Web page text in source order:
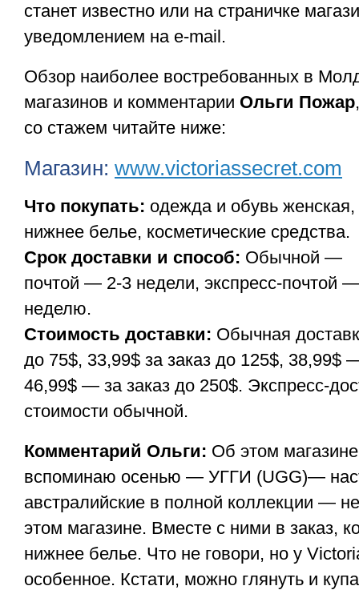
станет известно или на страничке
уведомлением на e-mail.
Обзор наиболее востребованных в
магазинов и комментарии Ольги Пожар
со стажем читайте ниже:
Магазин: www.victoriassecret.com
Что покупать: одежда и обувь женская,
нижнее белье, косметические средства.
Срок доставки и способ: Обычной —
почтой — 2-3 недели, экспресс-почтой —
неделю.
Стоимость доставки: Обычная
до 75$, 33,99$ за заказ до 125$, 38,99$
46,99$ — за заказ до 250$. Экспресс-
стоимости обычной.
Комментарий Ольги: Об этом
вспоминаю осенью — УГГИ (UGG)—
австралийские в полной коллекции —
этом магазине. Вместе с ними в заказ,
нижнее белье. Что не говори, но у
особенное. Кстати, можно глянуть и